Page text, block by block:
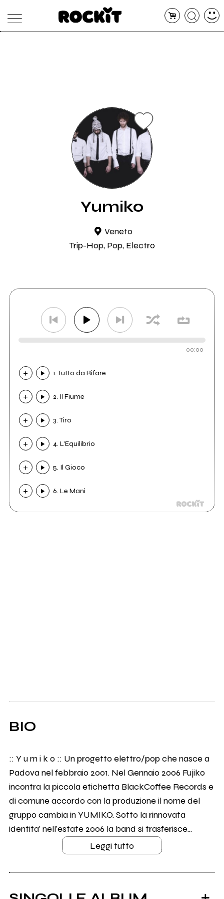
Yumiko
Veneto
Trip-Hop, Pop, Electro
00:00
1. Tutto da Rifare
2. Il Fiume
3. Tiro
4. L'Equilibrio
5. Il Gioco
6. Le Mani
BIO
:: Y u m i k o :: Un progetto elettro/pop che nasce a
Padova nel febbraio 2001. Nel Gennaio 2006 Fujiko
incontra la piccola etichetta BlackCoffee Records e
di comune accordo con la produzione il nome del
gruppo cambia in YUMIKO. Sotto la rinnovata
identita' nell’estate 2006 la band si trasferisce...
Leggi tutto